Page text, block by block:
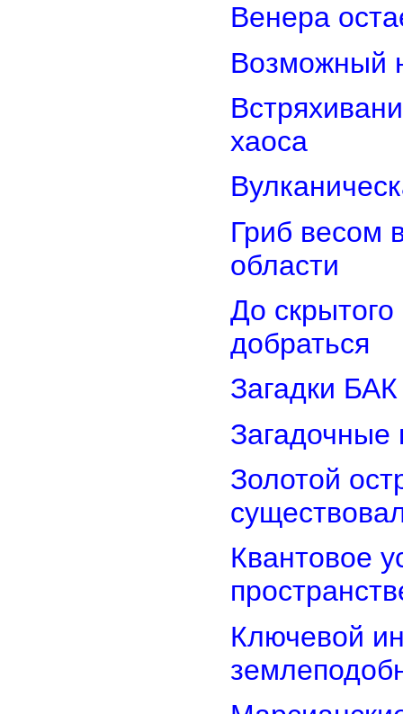
Венера
Возможный
хаоса
Гриб весом
области
До
добраться
Загадки
Загадочные
Золотой
Квантовое
Ключевой